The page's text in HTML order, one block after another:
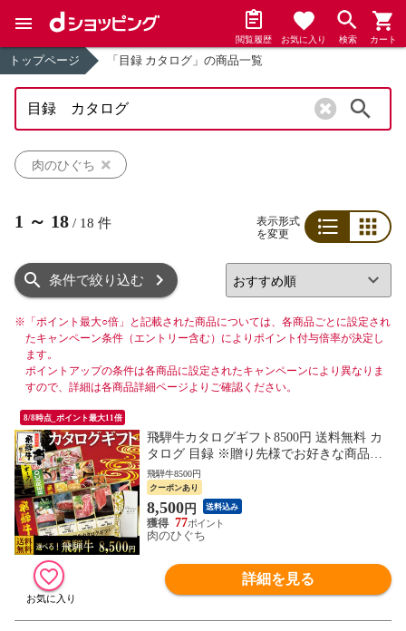
閲覧履歴 お気に入り 検索 カート
トップページ 「目録 カタログ」の商品一覧
肉のひぐち
1 ～ 18 / 18 件
表示形式
を変更
条件で絞り込む
※ 「ポイント最大○倍」と記載された商品については、各商品ごとに設定され
たキャンペーン条件（エントリー含む）によりポイント付与倍率が決定し
ます。
ポイントアップの条件は各商品に設定されたキャンペーンにより異なりま
すので、詳細は各商品詳細ページよりご確認ください。
8/8時点_ポイント最大11倍
飛騨牛カタログギフト8500円 送料無料 カ
タログ 目録 ※贈り先様でお好きな商品を
選んでいただけます カタログ 福利厚生 内
祝 御礼 お祝い 御祝 肉 グルメ ギフト
飛騨牛8500円
クーポンあり
8,500円 送料込み
77
肉のひぐち
詳細を見る